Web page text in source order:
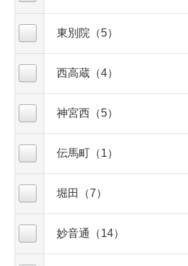
東別院（5）
西高蔵（4）
神宮西（5）
伝馬町（1）
堀田（7）
妙音通（14）